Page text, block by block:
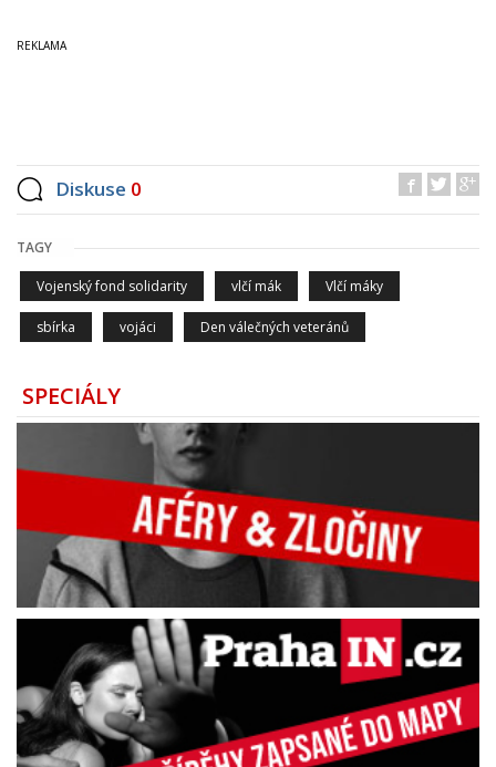
Diskuse 0
TAGY
Vojenský fond solidarity vlčí mák Vlčí máky
sbírka vojáci Den válečných veteránů
SPECIÁLY